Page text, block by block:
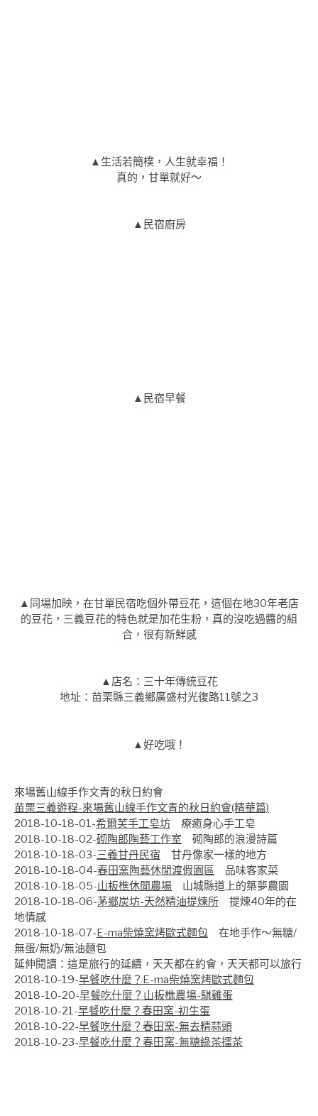
▲生活若簡樸，人生就幸福！
真的，甘單就好～
▲民宿廚房
▲民宿早餐
▲同場加映，在甘單民宿吃個外帶豆花，這個在地30年老店
的豆花，三義豆花的特色就是加花生粉，真的沒吃過醬的組
合，很有新鮮感
▲店名：三十年傳統豆花
地址：苗栗縣三義鄉廣盛村光復路11號之3
▲好吃哦！
來場舊山線手作文青的秋日約會
苗栗三義遊程-來場舊山線手作文青的秋日約會(精華篇)
2018-10-18-01-希爾芙手工皂坊 療癒身心手工皂
2018-10-18-02-砌陶郎陶藝工作室 砌陶郎的浪漫詩篇
2018-10-18-03-三義甘丹民宿 甘丹像家一樣的地方
2018-10-18-04-春田窯陶藝休閒渡假園區 品味客家菜
2018-10-18-05-山板樵休閒農場 山城縣道上的築夢農園
2018-10-18-06-茅鄉炭坊-天然精油提煉所 提煉40年的在
地情感
2018-10-18-07-E-ma柴燒窯烤歐式麵包 在地手作～無糖/
無蛋/無奶/無油麵包
延伸閱讀：這是旅行的延續，天天都在約會，天天都可以旅行
2018-10-19-早餐吃什麼？E-ma柴燒窯烤歐式麵包
2018-10-20-早餐吃什麼？山板樵農場-騏雞蛋
2018-10-21-早餐吃什麼？春田窯-初生蛋
2018-10-22-早餐吃什麼？春田窯-無去精蒜頭
2018-10-23-早餐吃什麼？春田窯-無糖綠茶擂茶